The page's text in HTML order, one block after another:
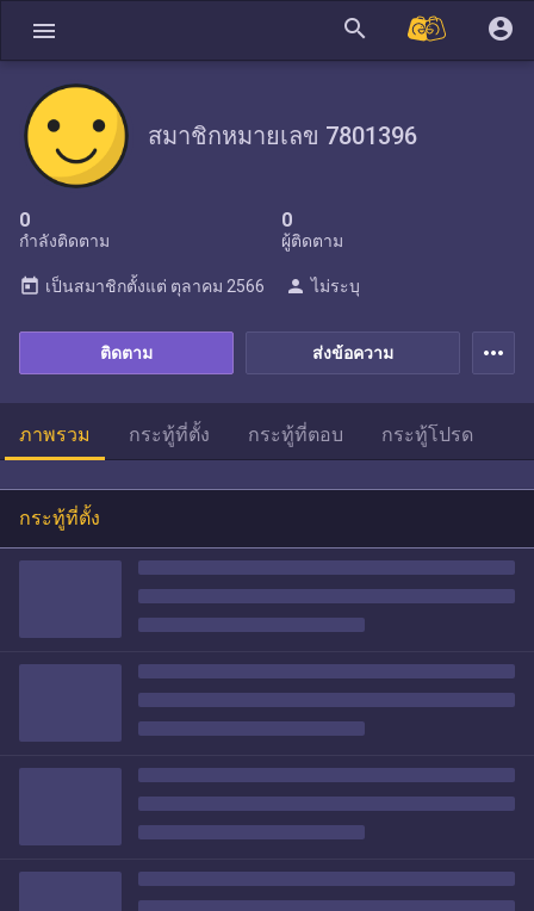
menu search account_circle
สมาชิกหมายเลข 7801396
0
กำลังติดตาม
0
ผู้ติดตาม
ส่งข้อความ
ติดตาม
today เป็นสมาชิกตั้งแต่ ตุลาคม 2566 person ไม่ระบุ
more_horiz
ภาพรวม กระทู้ที่ตั้ง กระทู้ที่ตอบ กระทู้โปรด
กระทู้ที่ตั้ง